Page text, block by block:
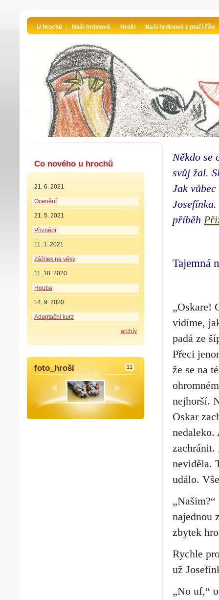
Někdo se
svůj žal.
Jak
příběh
Tajemná
„Oskare!
vidíme,
padá ze
Přeci
že se na
nejhorší.
Oskar
neviděla.
událo.
najednou
zbytek
Rychle
už
„No uf,“
Co nového u hrochů
21. 6. 2021
Ocenění
21. 5. 2021
Přiznání
11. 1. 2021
Zážitek na věky
11. 10. 2020
Houba
14. 9. 2020
Adaptační kurz
archív
foto_hroši 11
U hrochů Naši hrdinové Hroši Naši hrdinové z ptačí říše